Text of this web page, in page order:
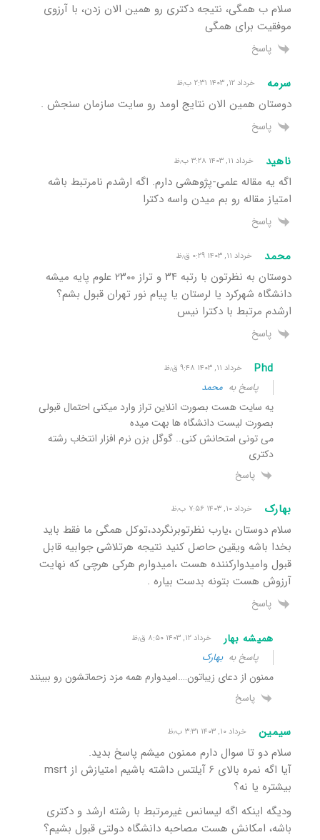
سلام ب همگی، نتیجه دکتری رو همین الان زدن، با آرزوی
موفقیت برای همگی
پاسخ
سرمه خرداد ۱۲, ۱۴۰۳ ۲:۳۱ ب٫ظ
دوستان همین الان نتایج اومد رو سایت سازمان سنجش .
پاسخ
ناهید خرداد ۱۱, ۱۴۰۳ ۳:۲۸ ب٫ظ
اگه یه مقاله علمی-پژوهشی دارم. اگه ارشدم نامرتبط باشه
امتیاز مقاله رو بم میدن واسه دکترا
پاسخ
محمد خرداد ۱۱, ۱۴۰۳ ۰:۲۹ ق٫ظ
دوستان به نظرتون با رتبه ۳۴ و تراز ۲۳۰۰ علوم پایه میشه
دانشگاه شهرکرد یا لرستان یا پیام نور تهران قبول بشم؟
ارشدم مرتبط با دکترا نیس
پاسخ
Phd خرداد ۱۱, ۱۴۰۳ ۹:۴۸ ق٫ظ
پاسخ به محمد
یه سایت هست بصورت انلاین تراز وارد میکنی احتمال قبولی
بصورت لیست دانشگاه ها بهت میده
می تونی امتحانش کنی.. گوگل بزن نرم افزار انتخاب رشته
دکتری
پاسخ
بهارک خرداد ۱۰, ۱۴۰۳ ۷:۵۶ ب٫ظ
سلام دوستان ،یارب نظرتوبرنگردد،توکل همگی ما فقط باید
بخدا باشه ویقین حاصل کنید نتیجه هرتلاشی جوابیه قابل
قبول وامیدوارکننده هست ،امیدوارم هرکی هرچی که نهایت
آرزوش هست بتونه بدست بیاره .
پاسخ
همیشه بهار خرداد ۱۲, ۱۴۰۳ ۸:۵۰ ق٫ظ
پاسخ بهبهارک
ممنون از دعای زیباتون….امیدوارم همه مزد زحماتشون رو ببینند
پاسخ
سیمین خرداد ۱۰, ۱۴۰۳ ۳:۳۱ ب٫ظ
سلام دو تا سوال دارم ممنون میشم پاسخ بدید.
آیا اگه نمره بالای ۶ آیلتس داشته باشیم امتیازش از msrt
بیشتره یا نه؟
ودیگه اینکه اگه لیسانس غیرمرتبط با رشته ارشد و دکتری
باشه، امکانش هست مصاحبه دانشگاه دولتی قبول بشیم؟